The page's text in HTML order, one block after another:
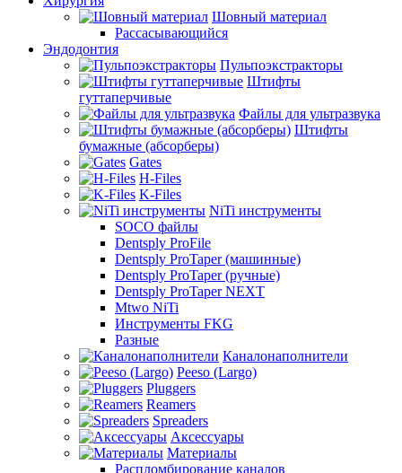
Шовный материал
Рассасывающийся
Эндодонтия
Пульпоэкстракторы
Штифты
гуттаперчивые
Файлы для ультразвука
Штифты
бумажные (абсорберы)
Gates
H-Files
K-Files
NiTi инструменты
SOCO файлы
Dentsply ProFile
Dentsply ProTaper (машинные)
Dentsply ProTaper (ручные)
Dentsply ProTaper NEXT
Mtwo NiTi
Инструменты FKG
Разные
Каналонаполнители
Peeso (Largo)
Pluggers
Reamers
Spreaders
Аксессуары
Материалы
Распломбирование каналов